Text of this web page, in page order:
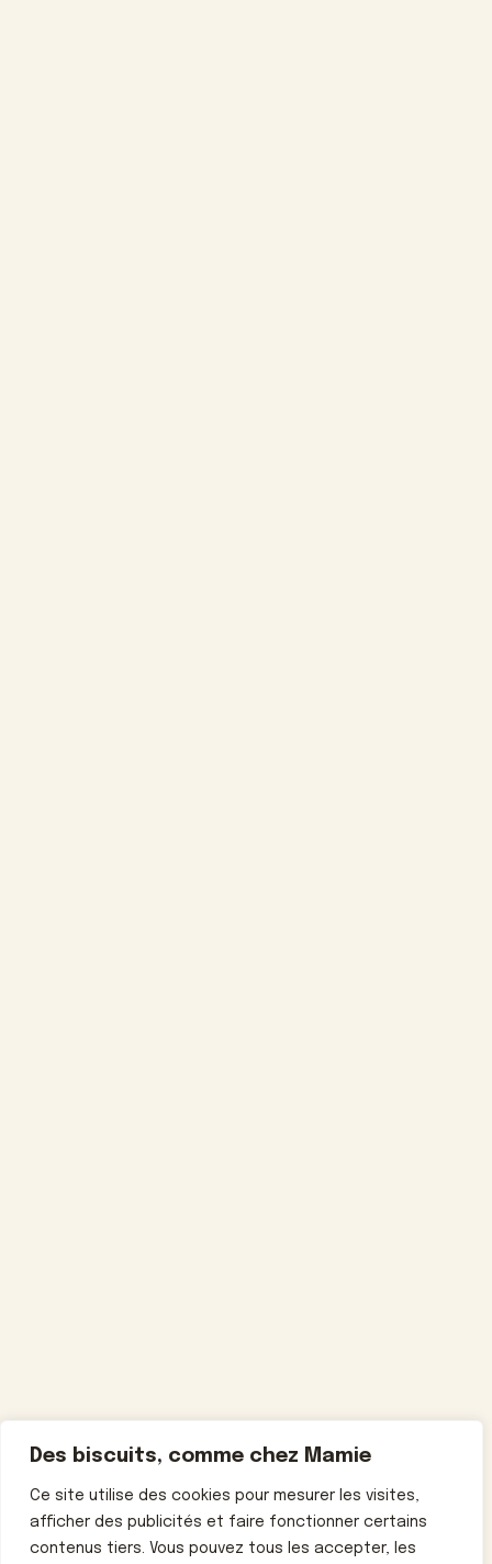
Des biscuits, comme chez Mamie
Ce site utilise des cookies pour mesurer les visites,
afficher des publicités et faire fonctionner certains
contenus tiers. Vous pouvez tous les accepter, les